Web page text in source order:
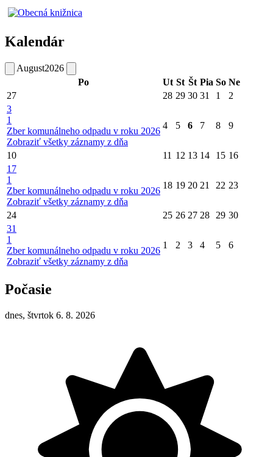
Kalendár
August2026
Po
Ut St Št Pia So Ne
27
28 29 30 31 1
2
3
1
Zber komunálneho odpadu v roku 2026
Zobraziť všetky záznamy z dňa
4 5 6 7 8 9
10 11 12 13 14 15 16
17
1
Zber komunálneho odpadu v roku 2026
Zobraziť všetky záznamy z dňa
18 19 20 21 22 23
24 25 26 27 28 29 30
31
1
Zber komunálneho odpadu v roku 2026
Zobraziť všetky záznamy z dňa
1 2 3 4 5 6
Počasie
dnes, štvrtok 6. 8. 2026